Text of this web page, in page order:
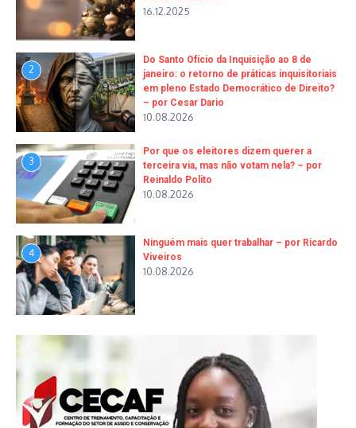
16.12.2025
2
Do Santo Ofício da Inquisição ao 8 de
janeiro: o retorno de práticas inquisitoriais
em pleno Estado Democrático de Direito?
– por Cesar Dario
10.08.2026
3
Por que os eleitores dizem querer a
terceira via, mas não votam nela? – por
Reinaldo Polito
10.08.2026
4
Ninguém mais quer trabalhar – por Ricardo
Viveiros
10.08.2026